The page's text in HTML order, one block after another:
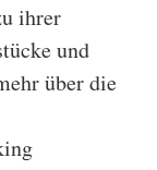
ihrer
und
über die